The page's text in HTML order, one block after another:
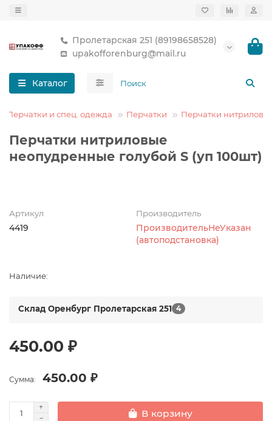
Пролетарская 251 (89198658528)
upakofforenburg@mail.ru
Каталог
Перчатки и спец. одежда Перчатки Перчатки
Перчатки нитриловые
неопудренные голубой S (уп 100шт)
Артикул
4419
Производитель
ПроизводительНеУказан
(автоподстановка)
Наличие:
Склад Оренбург Пролетарская 251 4
450.00 ₽
Сумма: 450.00 ₽
В корзину